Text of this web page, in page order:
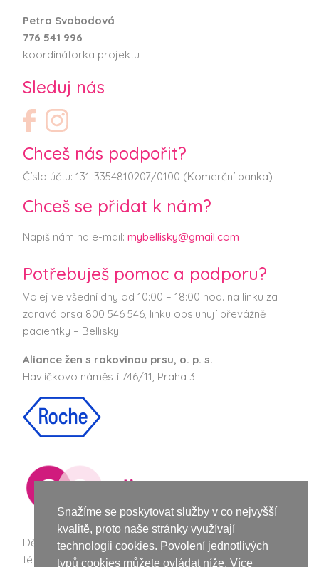
Petra Svobodová
776 541 996
koordinátorka projektu
Sleduj nás
Chceš nás podpořit?
Číslo účtu: 131-3354810207/0100 (Komerční banka)
Chceš se přidat k nám?
Napiš nám na e-mail: mybellisky@gmail.com
Potřebuješ pomoc a podporu?
Volej ve všední dny od 10:00 – 18:00 hod. na linku za
zdravá prsa 800 546 546, linku obsluhují převážně
pacientky – Bellisky.
Aliance žen s rakovinou prsu, o. p. s.
Havlíčkovo náměstí 746/11, Praha 3
Děkujeme společnosti Roche za podporu při vzniku
této webové stránky a nové vizuální identity Bellisek.
Snažíme se poskytovat služby v co nejvyšší
kvalitě, proto naše stránky využívají
technologii cookies. Povolení jednotlivých
typů cookies můžete ovládat níže. Více